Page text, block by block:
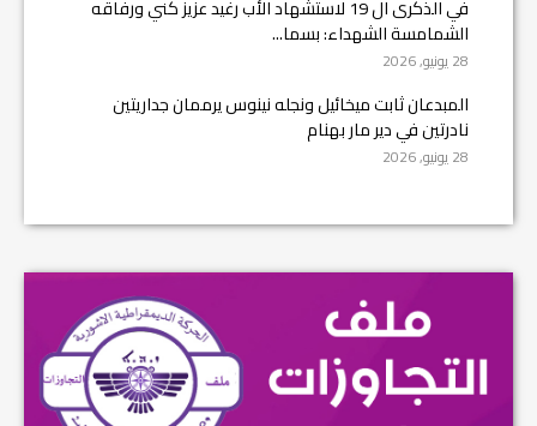
في الذكرى ال 19 لاستشهاد الأب رغيد عزيز كني ورفاقه
الشمامسة الشهداء: بسما...
28 يونيو, 2026
المبدعان ثابت ميخائيل ونجله نينوس يرممان جداريتين
نادرتين في دير مار بهنام
28 يونيو, 2026